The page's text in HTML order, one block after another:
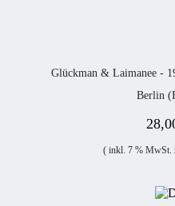
Glückman & Laimanee -
Berlin
( inkl. 7 % MwSt.